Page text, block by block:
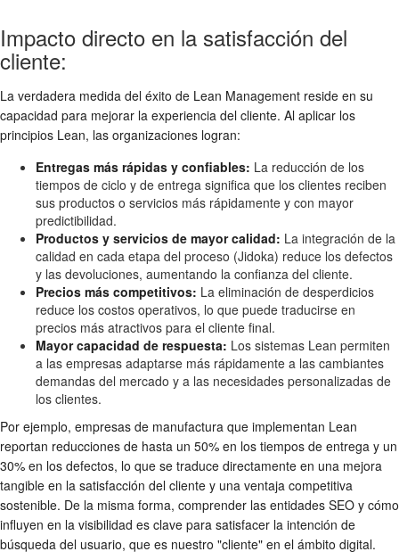
Impacto directo en la satisfacción del
cliente:
La verdadera medida del éxito de Lean Management reside en su
capacidad para mejorar la experiencia del cliente. Al aplicar los
principios Lean, las organizaciones logran:
Entregas más rápidas y confiables: La reducción de los
tiempos de ciclo y de entrega significa que los clientes reciben
sus productos o servicios más rápidamente y con mayor
predictibilidad.
Productos y servicios de mayor calidad: La integración de la
calidad en cada etapa del proceso (Jidoka) reduce los defectos
y las devoluciones, aumentando la confianza del cliente.
Precios más competitivos: La eliminación de desperdicios
reduce los costos operativos, lo que puede traducirse en
precios más atractivos para el cliente final.
Mayor capacidad de respuesta: Los sistemas Lean permiten
a las empresas adaptarse más rápidamente a las cambiantes
demandas del mercado y a las necesidades personalizadas de
los clientes.
Por ejemplo, empresas de manufactura que implementan Lean
reportan reducciones de hasta un 50% en los tiempos de entrega y un
30% en los defectos, lo que se traduce directamente en una mejora
tangible en la satisfacción del cliente y una ventaja competitiva
sostenible. De la misma forma, comprender las entidades SEO y cómo
influyen en la visibilidad es clave para satisfacer la intención de
búsqueda del usuario, que es nuestro "cliente" en el ámbito digital.